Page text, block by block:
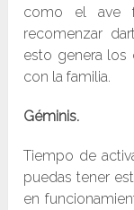
como el ave
recomenzar
esto genera los
con la familia.
Géminis.
Tiempo de
puedas tener
en